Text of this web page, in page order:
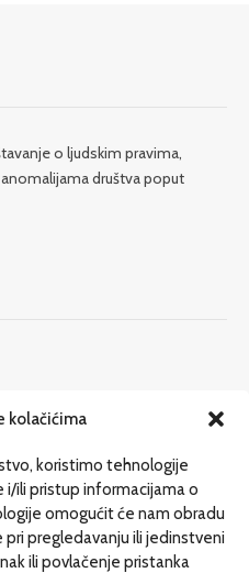
kolačićima
koristimo tehnologije
i/ili pristup informacijama o
omogućit će nam obradu
pregledavanju ili jedinstveni
ili povlačenje pristanka
o ljudskim pravima,
društva poput